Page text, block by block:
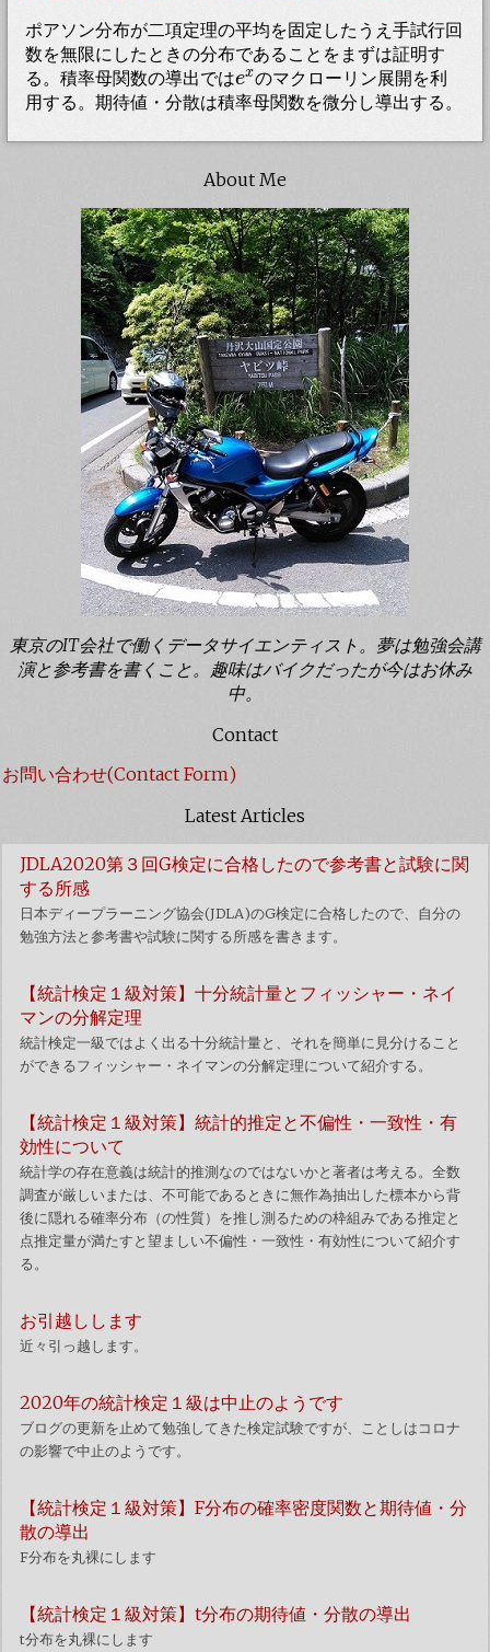
ポアソン分布が二項定理の平均を固定したうえ手試行回
数を無限にしたときの分布であることをまずは証明す
る。積率母関数の導出ではex
exのマクローリン展開を利
用する。期待値・分散は積率母関数を微分し導出する。
About Me
東京のIT会社で働くデータサイエンティスト。夢は勉強会講
演と参考書を書くこと。趣味はバイクだったが今はお休み
中。
Contact
お問い合わせ(Contact Form)
Latest Articles
JDLA2020第３回G検定に合格したので参考書と試験に関
する所感
日本ディープラーニング協会(JDLA)のG検定に合格したので、自分の
勉強方法と参考書や試験に関する所感を書きます。
【統計検定１級対策】十分統計量とフィッシャー・ネイ
マンの分解定理
統計検定一級ではよく出る十分統計量と、それを簡単に見分けること
ができるフィッシャー・ネイマンの分解定理について紹介する。
【統計検定１級対策】統計的推定と不偏性・一致性・有
効性について
統計学の存在意義は統計的推測なのではないかと著者は考える。全数
調査が厳しいまたは、不可能であるときに無作為抽出した標本から背
後に隠れる確率分布（の性質）を推し測るための枠組みである推定と
点推定量が満たすと望ましい不偏性・一致性・有効性について紹介す
る。
お引越しします
近々引っ越します。
2020年の統計検定１級は中止のようです
ブログの更新を止めて勉強してきた検定試験ですが、ことしはコロナ
の影響で中止のようです。
【統計検定１級対策】F分布の確率密度関数と期待値・分
散の導出
F分布を丸裸にします
【統計検定１級対策】t分布の期待値・分散の導出
t分布を丸裸にします